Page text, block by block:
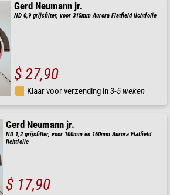
Gerd Neumann jr.
ND 0,9 grijsfilter, voor 315mm Aurora Flatfield lichtfolie
$ 27,90
Klaar voor verzending in3-5 weken
Gerd Neumann jr.
ND 1,2 grijsfilter, voor 100mm en 160mm Aurora Flatfield
lichtfolie
$ 17,90